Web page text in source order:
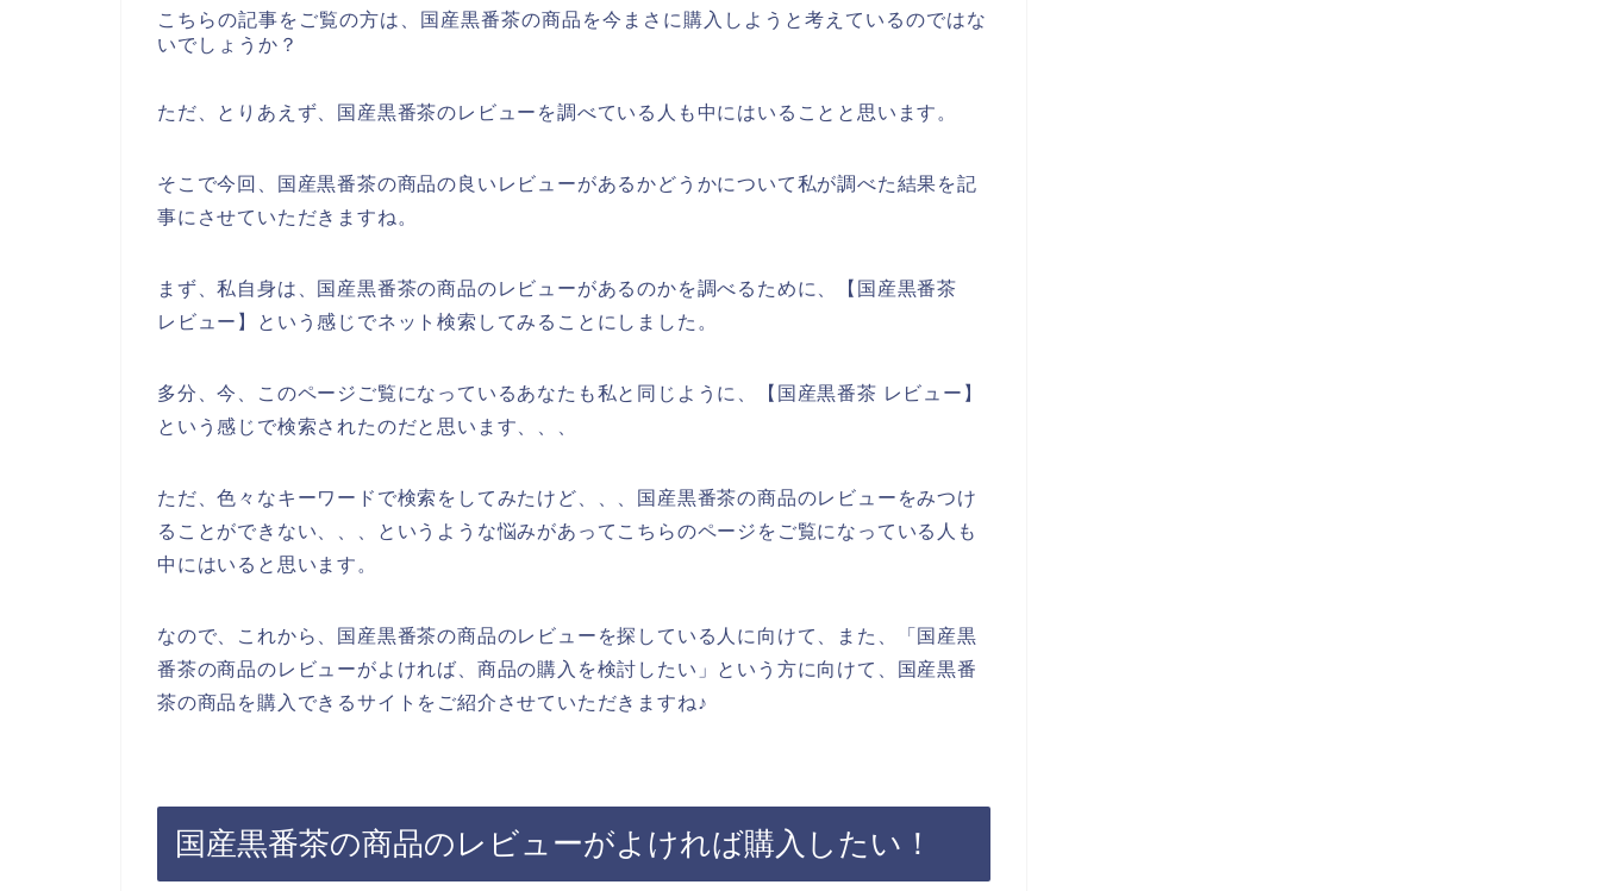
こちらの記事をご覧の方は、国産黒番茶の商品を今まさに購入しようと考えているのではな
いでしょうか？
ただ、とりあえず、国産黒番茶のレビューを調べている人も中にはいることと思います。
そこで今回、国産黒番茶の商品の良いレビューがあるかどうかについて私が調べた結果を記
事にさせていただきますね。
まず、私自身は、国産黒番茶の商品のレビューがあるのかを調べるために、【国産黒番茶
レビュー】という感じでネット検索してみることにしました。
多分、今、このページご覧になっているあなたも私と同じように、【国産黒番茶 レビュー】
という感じで検索されたのだと思います、、、
ただ、色々なキーワードで検索をしてみたけど、、、国産黒番茶の商品のレビューをみつけ
ることができない、、、というような悩みがあってこちらのページをご覧になっている人も
中にはいると思います。
なので、これから、国産黒番茶の商品のレビューを探している人に向けて、また、「国産黒
番茶の商品のレビューがよければ、商品の購入を検討したい」という方に向けて、国産黒番
茶の商品を購入できるサイトをご紹介させていただきますね♪
国産黒番茶の商品のレビューがよければ購入したい！